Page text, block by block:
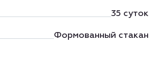
35 суток
Формованный стакан